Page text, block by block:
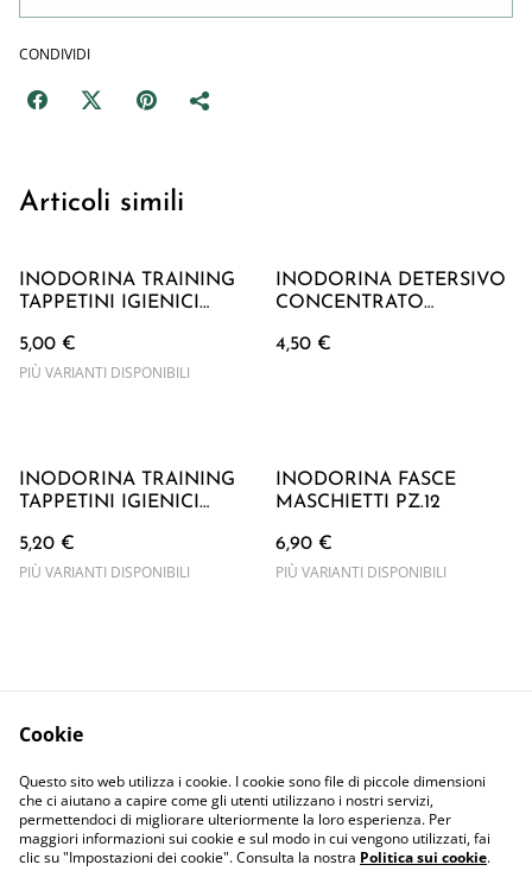
CONDIVIDI
Articoli simili
INODORINA TRAINING
TAPPETINI IGIENICI
cm
5,00 €
PIÙ VARIANTI DISPONIBILI
INODORINA DETERSIVO
CONCENTRATO
4,50 €
INODORINA TRAINING
TAPPETINI IGIENICI
5,20 €
PIÙ VARIANTI DISPONIBILI
INODORINA FASCE
MASCHIETTI PZ.12
6,90 €
PIÙ VARIANTI DISPONIBILI
Privacy Policy
Cookie Policy
Cookie
Questo sito web utilizza i cookie. I cookie sono file di piccole dimensioni
che ci aiutano a capire come gli utenti utilizzano i nostri servizi,
permettendoci di migliorare ulteriormente la loro esperienza. Per
maggiori informazioni sui cookie e sul modo in cui vengono utilizzati, fai
clic su "Impostazioni dei cookie". Consulta la nostra Politica sui cookie.